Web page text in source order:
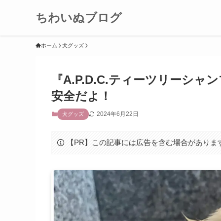
ちわいぬブログ
ホーム 犬グッズ
『A.P.D.C.ティーツリーシャ
安全だよ！
犬グッズ 2024年6月22日
【PR】この記事には広告を含む場合がありま